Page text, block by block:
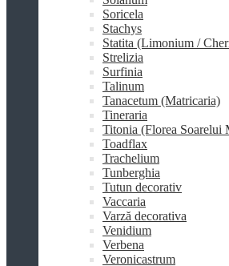
Soricela
Stachys
Statita (Limonium /
Strelizia
Surfinia
Talinum
Tanacetum (Matricaria)
Tineraria
Titonia (Florea Soarelui
Toadflax
Trachelium
Tunberghia
Tutun decorativ
Vaccaria
Varză decorativa
Venidium
Verbena
Veronicastrum